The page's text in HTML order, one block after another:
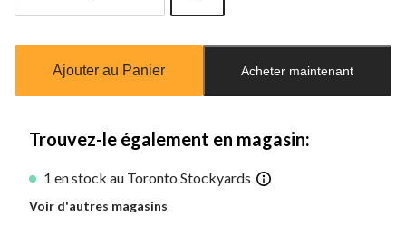
mise
à
Ajouter au Panier Acheter maintenant
Trouvez-le également en magasin:
1 en stock au Toronto Stockyards
Voir d'autres magasins